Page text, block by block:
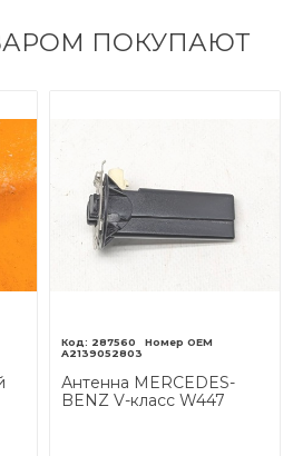
ПОКУПАЮТ
287560
A2139052803
Антенна MERCEDES-
BENZ V-класс W447